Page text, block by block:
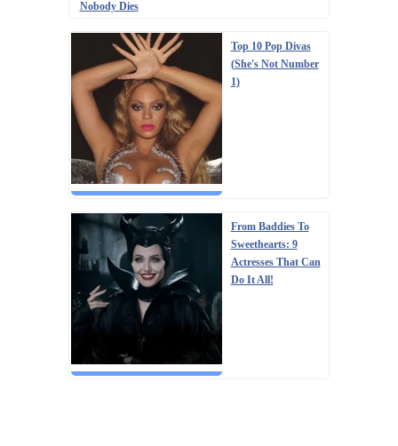
Nobody Dies
Top 10 Pop Divas
(She's Not Number
1)
From Baddies To
Sweethearts: 9
Actresses That Can
Do It All!